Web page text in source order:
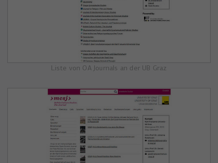
Liste von OA Journals an der UB Graz